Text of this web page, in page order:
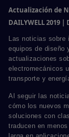
Actualización de
DAILYWELL 2019 |
Las noticias sobre
equipos de diseño
actualizaciones
electromecánicos
transporte y
Al seguir las
cómo los nuevos
soluciones con
traducen en